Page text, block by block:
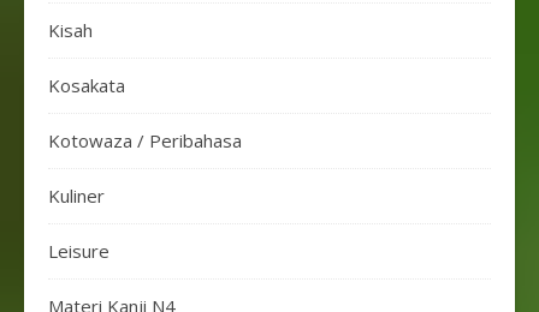
Kisah
Kosakata
Kotowaza / Peribahasa
Kuliner
Leisure
Materi Kanji N4